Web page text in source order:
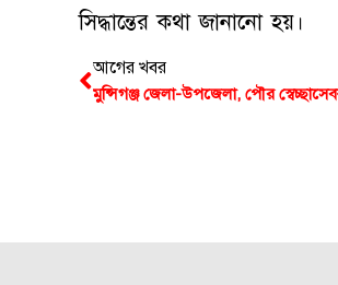
সিদ্ধান্তের কথা জানানো হয়।
আগের খবর
মুন্সিগঞ্জ জেলা-উপজেলা, পৌর